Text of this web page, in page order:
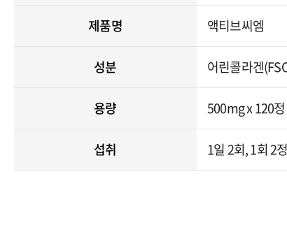
제품명 액티브씨엠
성분 어린콜라겐
용량 500mg x 120
섭취 1일 2회, 1회 2